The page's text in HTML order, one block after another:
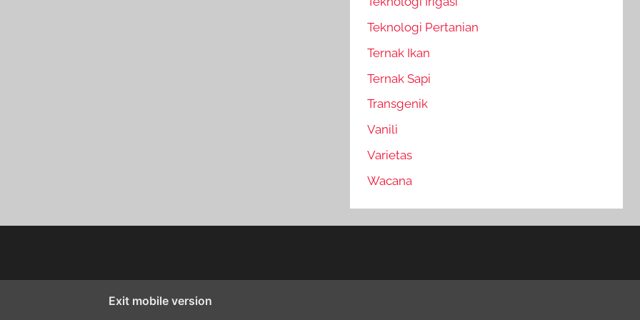
Teknologi Pertanian
Ternak Ikan
Ternak Sapi
Transgenik
Vanili
Varietas
Wacana
Exit mobile version